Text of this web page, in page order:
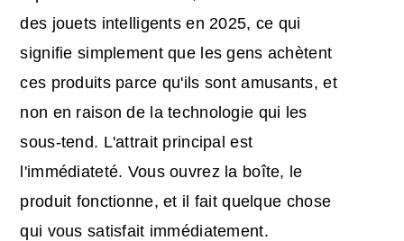
des jouets intelligents en 2025, ce qui
signifie simplement que les gens achètent
ces produits parce qu'ils sont amusants, et
non en raison de la technologie qui les
sous-tend. L'attrait principal est
l'immédiateté. Vous ouvrez la boîte, le
produit fonctionne, et il fait quelque chose
qui vous satisfait immédiatement.